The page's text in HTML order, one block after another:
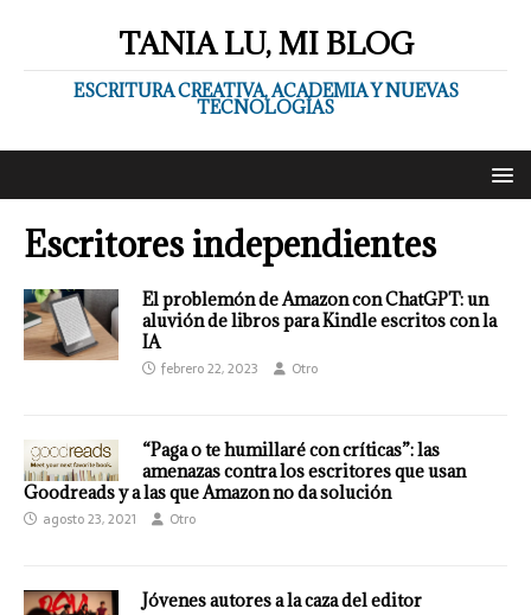
TANIA LU, MI BLOG
ESCRITURA CREATIVA, ACADEMIA Y NUEVAS
TECNOLOGÍAS
Escritores independientes
El problemón de Amazon con ChatGPT: un
aluvión de libros para Kindle escritos con la
IA
febrero 22, 2023 Otro
“Paga o te humillaré con críticas”: las
amenazas contra los escritores que usan
Goodreads y a las que Amazon no da solución
agosto 23, 2021 Otro
Jóvenes autores a la caza del editor